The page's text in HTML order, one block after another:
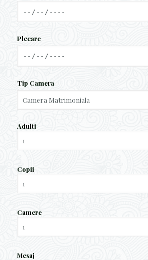
Plecare
Tip Camera
Adulti
Copii
Camere
Mesaj